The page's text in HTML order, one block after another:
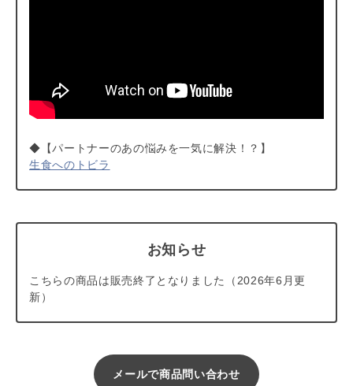
◆【パートナーのあの悩みを一気に解決！？】
生食へのトビラ
お知らせ
こちらの商品は販売終了となりました（2026年6月更
新）
メールで商品問い合わせ